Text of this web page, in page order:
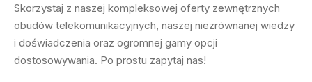
Skorzystaj z naszej kompleksowej oferty zewnętrznych
obudów telekomunikacyjnych, naszej niezrównanej wiedzy
i doświadczenia oraz ogromnej gamy opcji
dostosowywania. Po prostu zapytaj nas!